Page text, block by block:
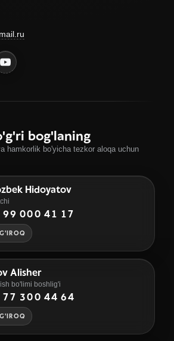
bog'laning
hamkorlik bo'yicha tezkor aloqa uchun
Hidoyatov
99 000 41 17
Alisher
bo'limi boshlig'i
77 300 44 64